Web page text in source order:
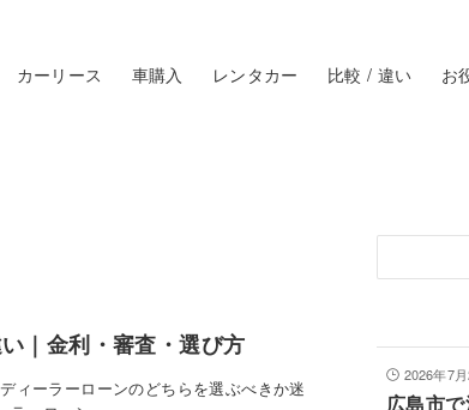
カーリース 車購入 レンタカー 比較 / 違い お
｜金利・審査・選び方
ィーラーローンのどちらを選ぶべきか迷
索
2026年7
広島市